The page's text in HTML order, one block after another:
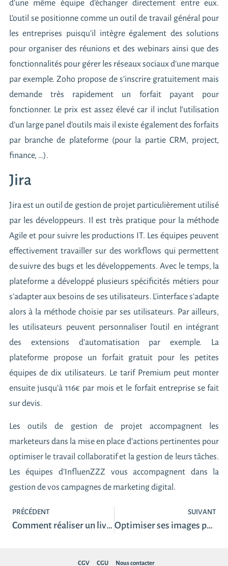
d’une même équipe d’échanger directement entre eux.
L’outil se positionne comme un outil de travail général pour
les entreprises puisqu’il intègre également des solutions
pour organiser des réunions et des webinars ainsi que des
fonctionnalités pour gérer les réseaux sociaux d’une marque
par exemple. Zoho propose de s’inscrire gratuitement mais
demande très rapidement un forfait payant pour
fonctionner. Le prix est assez élevé car il inclut l’utilisation
d’un large panel d’outils mais il existe également des forfaits
par branche de plateforme (pour la partie CRM, project,
finance, …).
Jira
Jira est un outil de gestion de projet particulièrement utilisé
par les développeurs. Il est très pratique pour la méthode
Agile et pour suivre les productions IT. Les équipes peuvent
effectivement travailler sur des workflows qui permettent
de suivre des bugs et les développements. Avec le temps, la
plateforme a développé plusieurs spécificités métiers pour
s’adapter aux besoins de ses utilisateurs. L’interface s’adapte
alors à la méthode choisie par ses utilisateurs. Par ailleurs,
les utilisateurs peuvent personnaliser l’outil en intégrant
des extensions d’automatisation par exemple. La
plateforme propose un forfait gratuit pour les petites
équipes de dix utilisateurs. Le tarif Premium peut monter
ensuite jusqu’à 116€ par mois et le forfait entreprise se fait
sur devis.
Les outils de gestion de projet accompagnent les
marketeurs dans la mise en place d’actions pertinentes pour
optimiser le travail collaboratif et la gestion de leurs tâches.
Les équipes d’InfluenZZZ vous accompagnent dans la
gestion de vos campagnes de marketing digital.
PRÉCÉDENT
Comment réaliser un live shopping ?
SUIVANT
Optimiser ses images pour le web
CGV CGU Nous contacter